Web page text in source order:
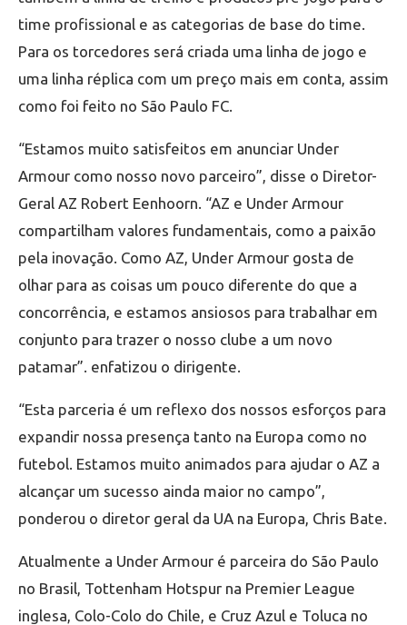
time profissional e as categorias de base do time.
Para os torcedores será criada uma linha de jogo e
uma linha réplica com um preço mais em conta, assim
como foi feito no São Paulo FC.
“Estamos muito satisfeitos em anunciar Under
Armour como nosso novo parceiro”, disse o Diretor-
Geral AZ Robert Eenhoorn. “AZ e Under Armour
compartilham valores fundamentais, como a paixão
pela inovação. Como AZ, Under Armour gosta de
olhar para as coisas um pouco diferente do que a
concorrência, e estamos ansiosos para trabalhar em
conjunto para trazer o nosso clube a um novo
patamar”. enfatizou o dirigente.
“Esta parceria é um reflexo dos nossos esforços para
expandir nossa presença tanto na Europa como no
futebol. Estamos muito animados para ajudar o AZ a
alcançar um sucesso ainda maior no campo”,
ponderou o diretor geral da UA na Europa, Chris Bate.
Atualmente a Under Armour é parceira do São Paulo
no Brasil, Tottenham Hotspur na Premier League
inglesa, Colo-Colo do Chile, e Cruz Azul e Toluca no